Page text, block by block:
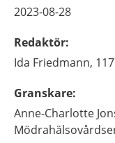
2023-08-28
Redaktör:
Ida Friedmann,
Granskare:
Anne-Charlotte